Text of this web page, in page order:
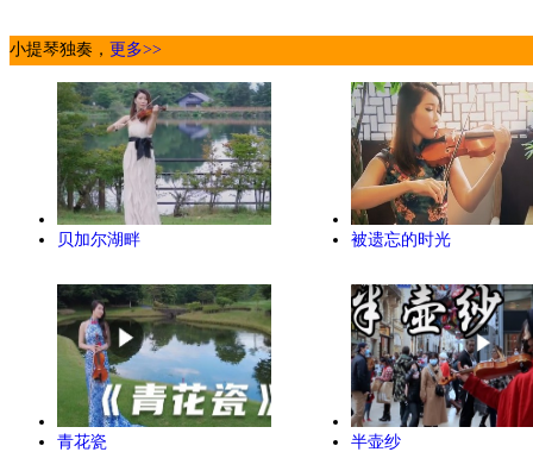
小提琴独奏， 更多>>
贝加尔湖畔 被遗忘的时光
青花瓷 半壶纱